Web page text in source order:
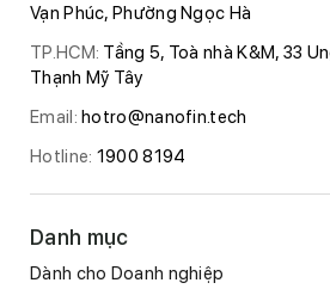
Vạn Phúc, Phường Ngọc Hà
TP.HCM: Tầng 5, Toà nhà K&M, 33
Thạnh Mỹ Tây
Email: hotro@nanofin.tech
Hotline: 1900 8194
Danh mục
Dành cho Doanh nghiệp